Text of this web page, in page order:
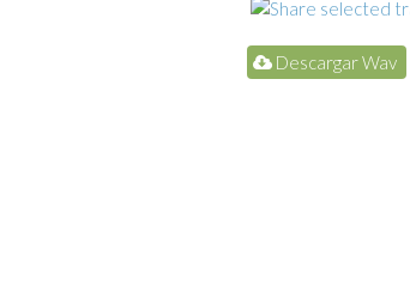
Descargar Wav